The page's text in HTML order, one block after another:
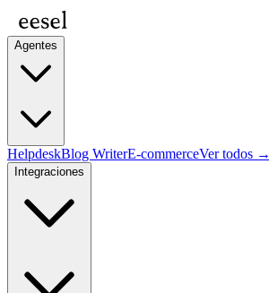
Agentes
HelpdeskBlog WriterE-commerceVer todos →
Integraciones